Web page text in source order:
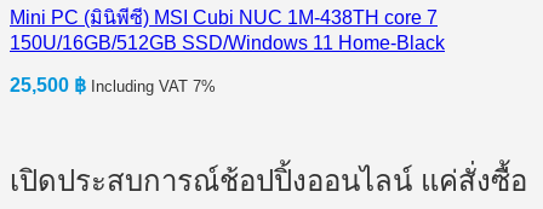
Mini PC (มินิพีซี) MSI Cubi NUC 1M-438TH core 7
150U/16GB/512GB SSD/Windows 11 Home-Black
25,500 ฿ Including VAT 7%
เปิดประสบการณ์ช้อปปิ้งออนไลน์ แค่สั่งซื้อ